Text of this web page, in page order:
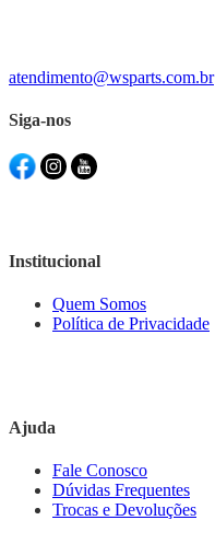
atendimento@wsparts.com.br
Siga-nos
Institucional
Quem Somos
Política de Privacidade
Ajuda
Fale Conosco
Dúvidas Frequentes
Trocas e Devoluções